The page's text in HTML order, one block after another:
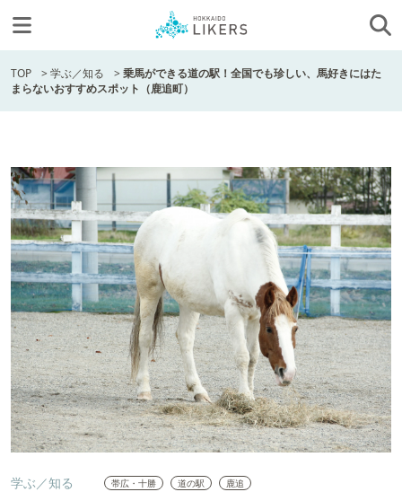
TOP >学ぶ／知る >乗馬ができる道の駅！全国でも珍しい、馬好きにはた
まらないおすすめスポット（鹿追町）
学ぶ／知る 帯広・十勝 道の駅 鹿追